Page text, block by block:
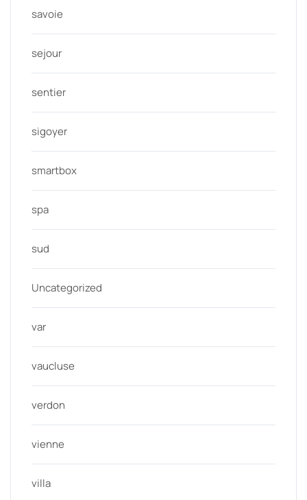
savoie
sejour
sentier
sigoyer
smartbox
spa
sud
Uncategorized
var
vaucluse
verdon
vienne
villa